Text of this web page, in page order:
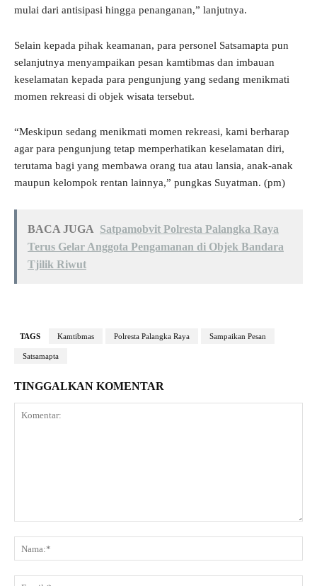
mulai dari antisipasi hingga penanganan,” lanjutnya.
Selain kepada pihak keamanan, para personel Satsamapta pun
selanjutnya menyampaikan pesan kamtibmas dan imbauan
keselamatan kepada para pengunjung yang sedang menikmati
momen rekreasi di objek wisata tersebut.
“Meskipun sedang menikmati momen rekreasi, kami berharap
agar para pengunjung tetap memperhatikan keselamatan diri,
terutama bagi yang membawa orang tua atau lansia, anak-anak
maupun kelompok rentan lainnya,” pungkas Suyatman. (pm)
BACA JUGA Satpamobvit Polresta Palangka Raya
Terus Gelar Anggota Pengamanan di Objek Bandara
Tjilik Riwut
TAGS Kamtibmas Polresta Palangka Raya Sampaikan Pesan
Satsamapta
TINGGALKAN KOMENTAR